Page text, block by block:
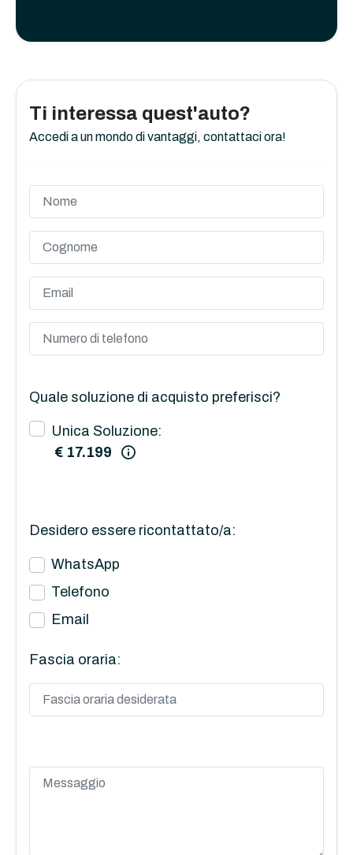
Ti interessa quest'auto?
Accedi a un mondo di vantaggi, contattaci ora!
Quale soluzione di acquisto preferisci?
Unica Soluzione:
€ 17.199
Desidero essere ricontattato/a:
WhatsApp
Telefono
Email
Fascia oraria: